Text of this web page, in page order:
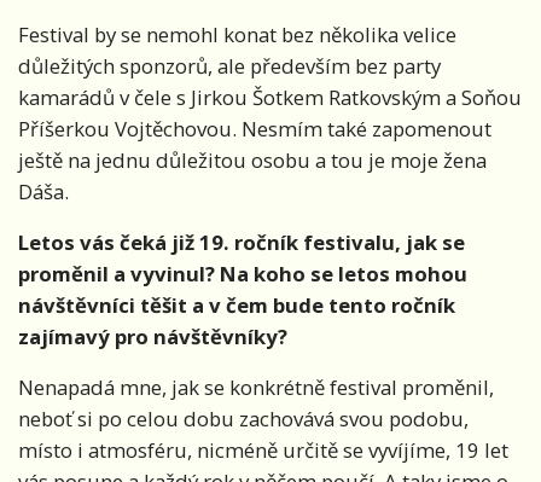
Festival by se nemohl konat bez několika velice
důležitých sponzorů, ale především bez party
kamarádů v čele s Jirkou Šotkem Ratkovským a Soňou
Příšerkou Vojtěchovou. Nesmím také zapomenout
ještě na jednu důležitou osobu a tou je moje žena
Dáša.
Letos vás čeká již 19. ročník festivalu, jak se
proměnil a vyvinul? Na koho se letos mohou
návštěvníci těšit a v čem bude tento ročník
zajímavý pro návštěvníky?
Nenapadá mne, jak se konkrétně festival proměnil,
neboť si po celou dobu zachovává svou podobu,
místo i atmosféru, nicméně určitě se vyvíjíme, 19 let